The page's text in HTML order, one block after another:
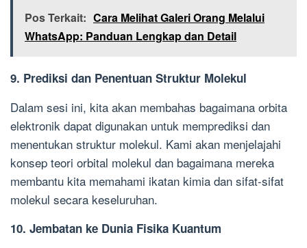
Pos Terkait: Cara Melihat Galeri Orang Melalui
WhatsApp: Panduan Lengkap dan Detail
9. Prediksi dan Penentuan Struktur Molekul
Dalam sesi ini, kita akan membahas bagaimana orbita
elektronik dapat digunakan untuk memprediksi dan
menentukan struktur molekul. Kami akan menjelajahi
konsep teori orbital molekul dan bagaimana mereka
membantu kita memahami ikatan kimia dan sifat-sifat
molekul secara keseluruhan.
10. Jembatan ke Dunia Fisika Kuantum